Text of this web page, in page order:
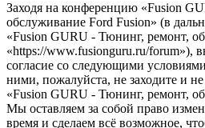
Заходя на конференцию «Fusion
обслуживание Ford Fusion» (в
«Fusion GURU - Тюнинг, ремонт,
«https://www.fusionguru.ru/forum»),
согласие со следующими
ними, пожалуйста, не заходите и
«Fusion GURU - Тюнинг, ремонт,
Мы оставляем за собой право
время и сделаем всё возможное,